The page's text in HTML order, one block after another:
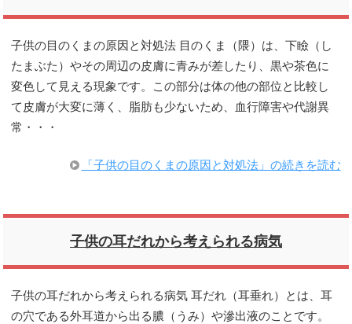
子供の目のくまの原因と対処法 目のくま（隈）は、下瞼（し
たまぶた）やその周辺の皮膚に青みが差したり、黒や茶色に
変色して見える現象です。この部分は体の他の部位と比較し
て皮膚が大変に薄く、脂肪も少ないため、血行障害や代謝異
常・・・
「子供の目のくまの原因と対処法」の続きを読む
子供の耳だれから考えられる病気
子供の耳だれから考えられる病気 耳だれ（耳垂れ）とは、耳
の穴である外耳道から出る膿（うみ）や滲出液のことです。